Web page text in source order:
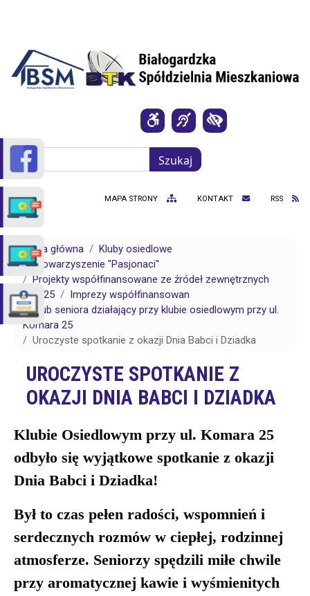
Szukaj
Szukaj
MAPA STRONY KONTAKT RSS
Strona główna
Kluby osiedlowe
Stowarzyszenie "Pasjonaci"
Projekty współfinansowane ze źródeł zewnętrznych
2025
Imprezy współfinansowan
Klub seniora działający przy klubie osiedlowym przy ul.
Komara 25
Uroczyste spotkanie z okazji Dnia Babci i Dziadka
UROCZYSTE SPOTKANIE Z
OKAZJI DNIA BABCI I DZIADKA
Klubie Osiedlowym przy ul. Komara 25
odbyło się wyjątkowe spotkanie z okazji
Dnia Babci i Dziadka!
Był to czas pełen radości, wspomnień i
serdecznych rozmów w ciepłej, rodzinnej
atmosferze. Seniorzy spędzili miłe chwile
przy aromatycznej kawie i wyśmienitych